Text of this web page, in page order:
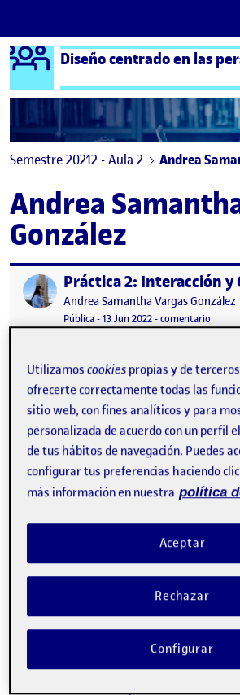
Saltar al contenido
Logo Ágora
Semestre 20212 - Aula 2 Andrea
Andrea
González
Publicado porPráctica 2: Interacción y
Publicado por
Andrea Samantha Vargas González
Visibilidad:
Pública-Fecha de publicación
13 Jun 2022-comentario
Hola a todos, profesorado, Os comparto
proyecto de esta asignatura, se trata del
de…
Práctica 2: Interacción y
Publicado por
Andrea Samantha Vargas González
Utilizamoscookies propias y de
ofrecerte correctamente todas las
sitio web, con fines analíticos y para
personalizada de acuerdo con un perfil
de tus hábitos de navegación. Puedes
configurar tus preferencias haciendo
más información en nuestra política
Rechazar
Aceptar
Configurar